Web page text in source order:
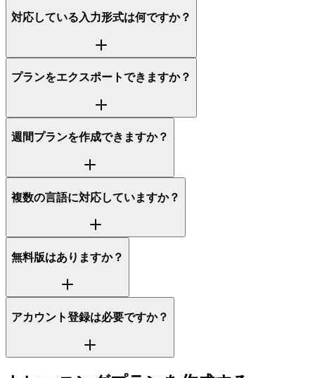
対応している入力形式は何ですか？
プランをエクスポートできますか？
週間プランを作成できますか？
複数の言語に対応していますか？
無料版はありますか？
アカウント登録は必要ですか？